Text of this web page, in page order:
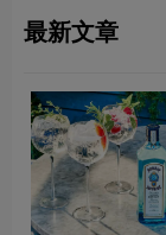
最新文章